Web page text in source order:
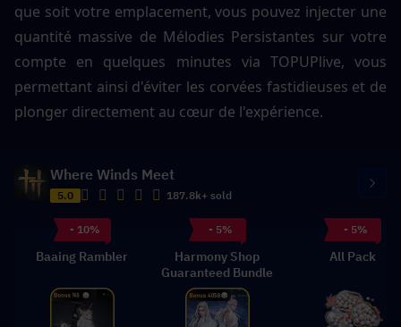
que soit votre emplacement, vous pouvez injecter une
quantité massive de Mélodies Persistantes sur votre
compte en quelques minutes via TOPUPlive, vous
permettant ainsi d'éviter les corvées fastidieuses et de
plonger directement au cœur de l'expérience.
Where Winds Meet
5.0 187.8k+ sold
- 10%
Baaing Rambler
- 5%
Harmony Shop
Guaranteed Bundle
- 5%
All Pack